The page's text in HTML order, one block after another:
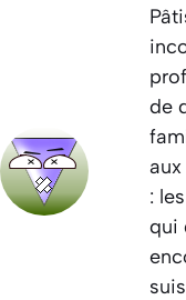
de
:
qui